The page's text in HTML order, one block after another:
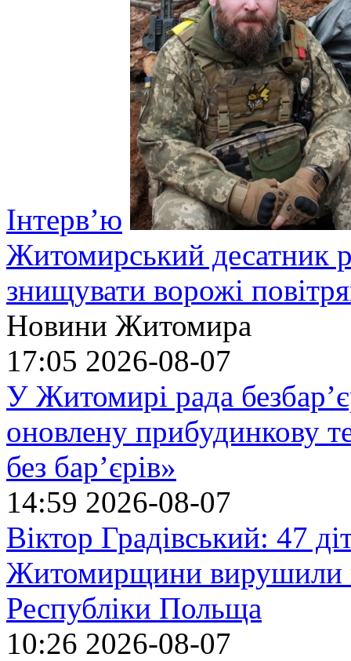
Інтерв’ю
Житомирський десатник
знищувати ворожі
Новини Житомира
17:05 2026-08-07
У Житомирі рада
оновлену прибудинкову
без бар’єрів»
14:59 2026-08-07
Віктор Градівський: 47
Житомирщини вирушили
Республіки Польща
10:26 2026-08-07